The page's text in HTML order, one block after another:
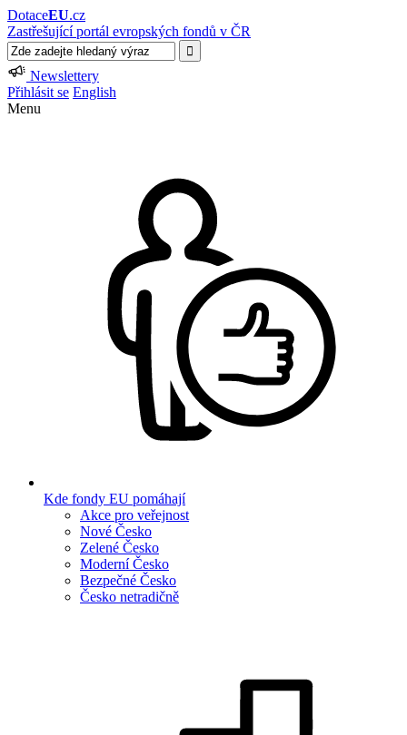
DotaceEU.cz
Zastřešující portál evropských fondů v ČR
Newslettery
Přihlásit se English
Menu
Kde fondy EU pomáhají
Akce pro veřejnost
Nové Česko
Zelené Česko
Moderní Česko
Bezpečné Česko
Česko netradičně